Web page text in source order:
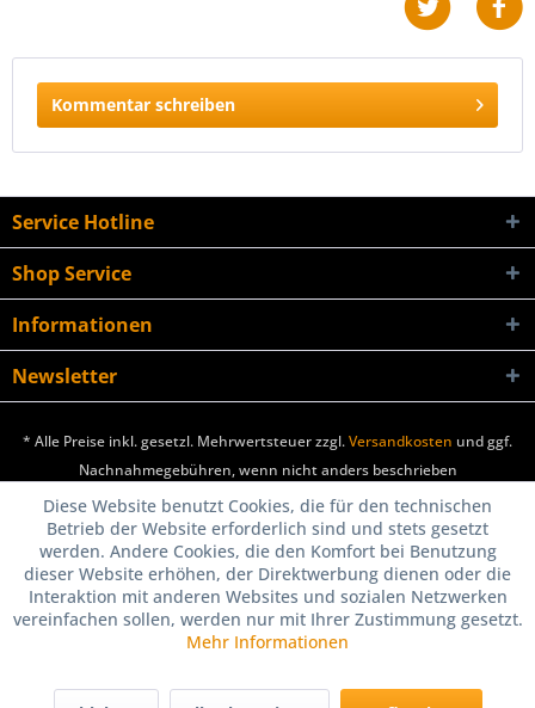
Kommentar schreiben
Service Hotline
Shop Service
Informationen
Newsletter
* Alle Preise inkl. gesetzl. Mehrwertsteuer zzgl.Versandkosten und ggf.
Nachnahmegebühren, wenn nicht anders beschrieben
Diese Website benutzt Cookies, die für den technischen
Betrieb der Website erforderlich sind und stets gesetzt
werden. Andere Cookies, die den Komfort bei Benutzung
dieser Website erhöhen, der Direktwerbung dienen oder die
Interaktion mit anderen Websites und sozialen Netzwerken
vereinfachen sollen, werden nur mit Ihrer Zustimmung gesetzt.
Mehr Informationen